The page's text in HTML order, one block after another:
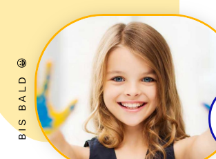
BIS BALD 😀